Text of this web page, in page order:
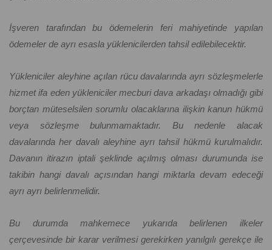
İşveren tarafından bu ödemelerin feri mahiyetinde yapılan
ödemeler de ayrı esasla yüklenicilerden tahsil edilebilecektir.
Yükleniciler aleyhine açılan rücu davalarında ayrı sözleşmelerle
hizmet ifa eden yükleniciler mecburi dava arkadaşı olmadığı gibi
borçtan müteselsilen sorumlu olacaklarına ilişkin kanun hükmü
veya sözleşme bulunmamaktadır. Bu nedenle alacak
davalarında her davalı aleyhine ayrı tahsil hükmü kurulmalıdır.
Davanın itirazın iptali şeklinde açılmış olması durumunda ise
takibin hangi davalı açısından hangi miktarla devam edeceği
ayrı ayrı belirlenmelidir.
Bu durumda mahkemece yukarıda belirlenen ilkeler
çerçevesinde bir karar verilmesi gerekirken yanılgılı gerekçe ile